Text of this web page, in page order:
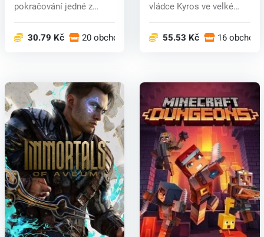
pokračování jedné z
30.79 Kč 20 obchodech
vládce Kyros ve velké
55.53 Kč 16